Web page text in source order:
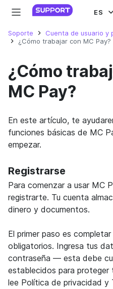
ES
Soporte
Cuenta de usuario y
¿Cómo trabajar con MC Pay?
¿Cómo
MC Pay?
En este artículo, te
funciones básicas de MC
empezar.
Registrarse
Para comenzar a usar MC
registrarte. Tu cuenta
dinero y documentos.
El primer paso es
obligatorios. Ingresa tus
contraseña — esta debe
establecidos para proteger
lee Política de privacidad y